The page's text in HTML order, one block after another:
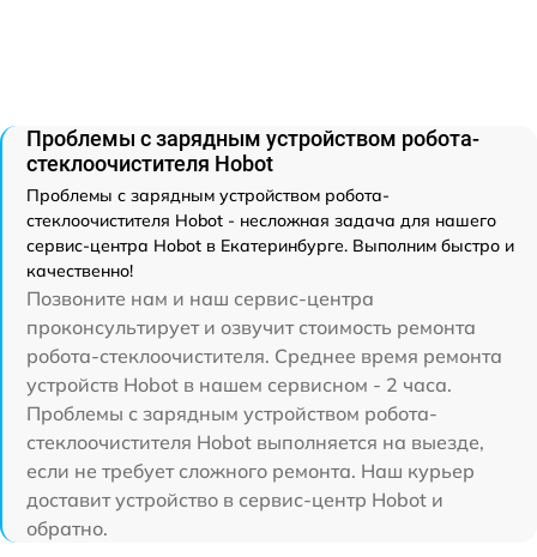
Проблемы с зарядным устройством робота-
стеклоочистителя Hobot
Проблемы с зарядным устройством робота-
стеклоочистителя Hobot - несложная задача для нашего
сервис-центра Hobot в Екатеринбурге. Выполним быстро и
качественно!
Позвоните нам и наш сервис-центра
проконсультирует и озвучит стоимость ремонта
робота-стеклоочистителя. Среднее время ремонта
устройств Hobot в нашем сервисном - 2 часа.
Проблемы с зарядным устройством робота-
стеклоочистителя Hobot выполняется на выезде,
если не требует сложного ремонта. Наш курьер
доставит устройство в сервис-центр Hobot и
обратно.